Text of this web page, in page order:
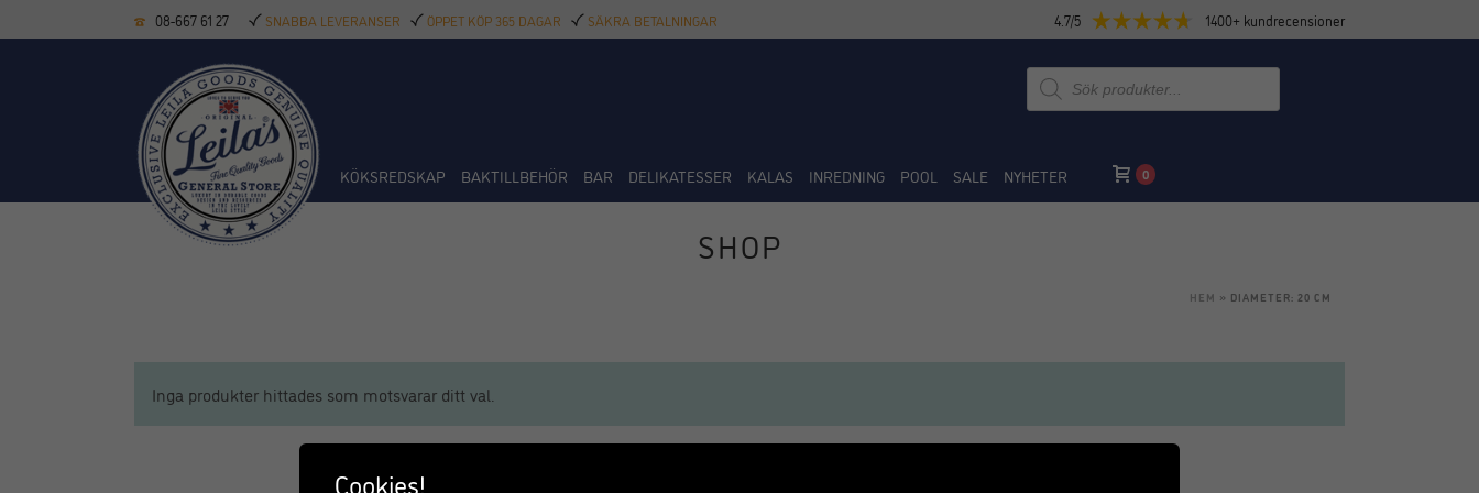
08-667 61 27 SNABBA LEVERANSER ÖPPET KÖP 365 DAGAR SÄKRA BETALNINGAR 4.7/5 1400+ kundrecensioner
KÖKSREDSKAP BAKTILLBEHÖR BAR DELIKATESSER KALAS INREDNING POOL SALE NYHETER 0
Produktsökning
SHOP
HEM » DIAMETER: 20 CM
Inga produkter hittades som motsvarar ditt val.
Cookies!